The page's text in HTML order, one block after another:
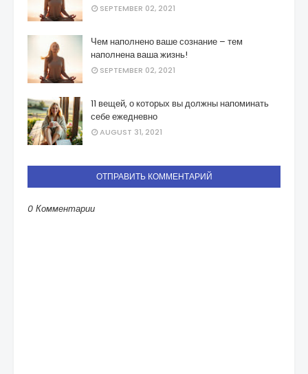
SEPTEMBER 02, 2021
Чем наполнено ваше сознание – тем
наполнена ваша жизнь!
SEPTEMBER 02, 2021
11 вещей, о которых вы должны напоминать
себе ежедневно
AUGUST 31, 2021
ОТПРАВИТЬ КОММЕНТАРИЙ
0 Комментарии